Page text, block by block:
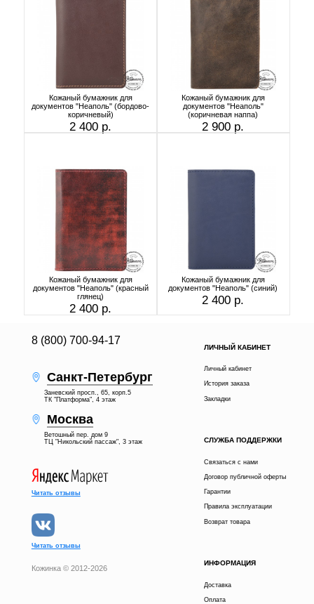
В КОРЗИНУ
Кожаный бумажник для
документов "Неаполь" (бордово-
коричневый)
2 400 р.
Кожаный бумажник для
документов "Неаполь"
(коричневая наппа)
2 900 р.
Кожаный бумажник для
документов "Неаполь" (красный
глянец)
2 400 р.
Кожаный бумажник для
документов "Неаполь" (синий)
2 400 р.
8 (800) 700-94-17
Санкт-Петербург
Заневский просп., 65, корп.5
ТК "Платформа", 4 этаж
Москва
Ветошный пер. дом 9
ТЦ "Никольский пассаж", 3 этаж
ЛИЧНЫЙ КАБИНЕТ
Личный кабинет
История заказа
Закладки
СЛУЖБА ПОДДЕРЖКИ
Связаться с нами
Договор публичной оферты
Гарантии
Правила эксплуатации
Возврат товара
ИНФОРМАЦИЯ
Доставка
Оплата
Читать отзывы
Читать отзывы
Кожинка © 2012-2026